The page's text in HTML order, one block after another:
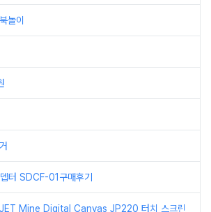
놀이
터 SDCF-01구매후기
JET Mine Digital Canvas JP220 터치 스크린